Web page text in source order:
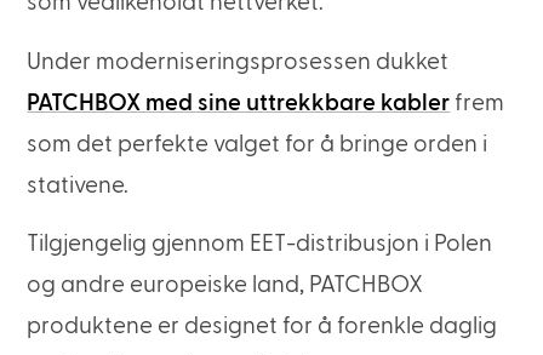
Under moderniseringsprosessen dukket
PATCHBOX med sine uttrekkbare kabler frem
som det perfekte valget for å bringe orden i
stativene.
Tilgjengelig gjennom EET-distribusjon i Polen
og andre europeiske land, PATCHBOX
produktene er designet for å forenkle daglig